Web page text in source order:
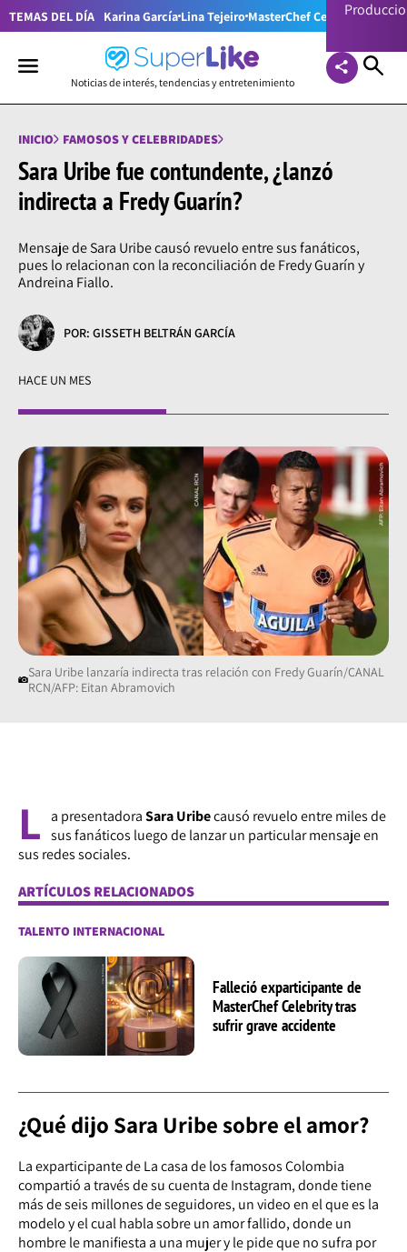
TEMAS DEL DÍA Karina García Lina Tejeiro MasterChef Celebrity
Noticias de interés, tendencias y entretenimiento
INICIO FAMOSOS Y CELEBRIDADES
Sara Uribe fue contundente, ¿lanzó
indirecta a Fredy Guarín?
Mensaje de Sara Uribe causó revuelo entre sus fanáticos,
pues lo relacionan con la reconciliación de Fredy Guarín y
Andreina Fiallo.
POR: GISSETH BELTRÁN GARCÍA
HACE UN MES
Sara Uribe lanzaría indirecta tras relación con Fredy Guarín/CANAL
RCN/AFP: Eitan Abramovich
L a presentadoraSara Uribecausó revuelo entre miles de
sus fanáticos luego de lanzar un particular mensaje en
sus redes sociales.
ARTÍCULOS RELACIONADOS
TALENTO INTERNACIONAL
Falleció exparticipante de
MasterChef Celebrity tras
sufrir grave accidente
¿Qué dijo Sara Uribe sobre el amor?
La exparticipante de La casa de los famosos Colombia
compartió a través de su cuenta de Instagram, donde tiene
más de seis millones de seguidores, un video en el que es la
modelo y el cual habla sobre un amor fallido, donde un
hombre le manifiesta a una mujer y le pide que no sufra por